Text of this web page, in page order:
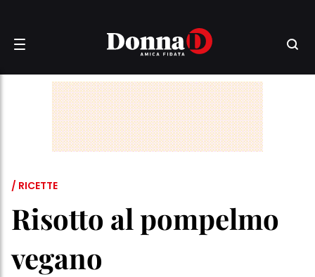
/ RICETTE
Risotto al pompelmo
vegano